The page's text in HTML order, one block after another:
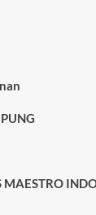
MAESTRO